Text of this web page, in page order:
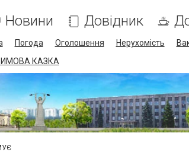
Новини Довідник
Погода Оголошення Нерухомість
КАЗКА